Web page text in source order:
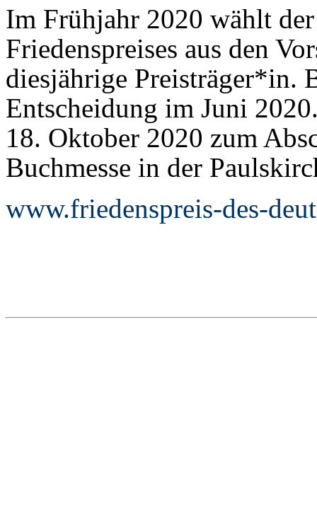
Im Frühjahr 2020 wählt
Friedenspreises aus den
diesjährige Preisträger*in.
Entscheidung im Juni
18. Oktober 2020 zum
Buchmesse in der
www.friedenspreis-des-